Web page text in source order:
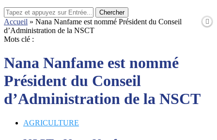
Chercher
Accueil » Nana Nanfame est nommé Président du Conseil
d’Administration de la NSCT
Mots clé :
Nana Nanfame est nommé
Président du Conseil
d’Administration de la NSCT
AGRICULTURE